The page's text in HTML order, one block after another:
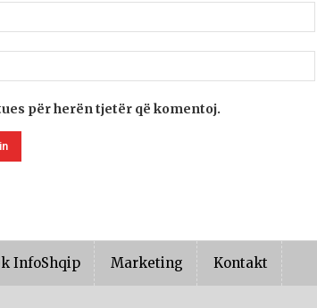
për herën tjetër që komentoj.
InfoShqip Marketing Kontakt